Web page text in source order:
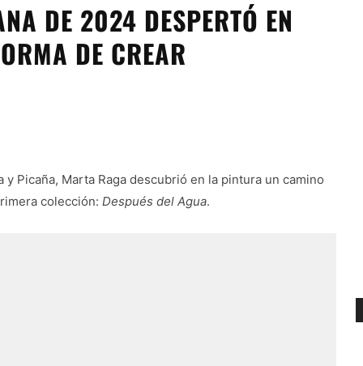
DE 2024 DESPERTÓ EN
DE CREAR
Picaña, Marta Raga descubrió en la pintura un camino
colección: Después del Agua.